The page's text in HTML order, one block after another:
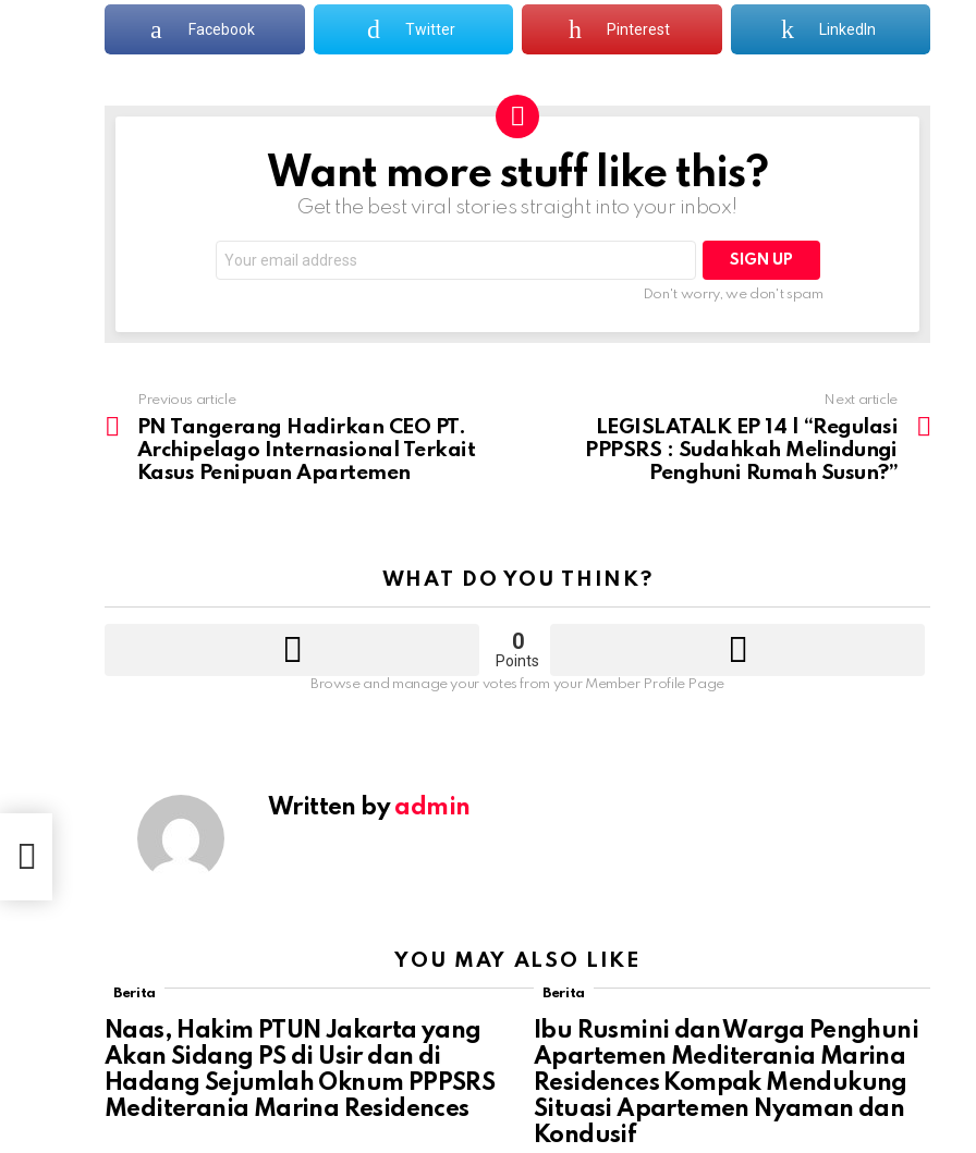
Facebook Twitter Pinterest LinkedIn
NEWSLETTERWant more stuff like this?
Get the best viral stories straight into your inbox!
address:
Don't worry, we don't spam
Previous article
PN Tangerang Hadirkan CEO PT.
Archipelago Internasional Terkait
Kasus Penipuan Apartemen
Next article
LEGISLATALK EP 14 | “Regulasi
PPPSRS : Sudahkah Melindungi
Penghuni Rumah Susun?”
WHAT DO YOU THINK?
0
Points
Browse and manage your votes from your Member Profile Page
Written byadmin
YOU MAY ALSO LIKE
Berita
Naas, Hakim PTUN Jakarta yang
Akan Sidang PS di Usir dan di
Hadang Sejumlah Oknum PPPSRS
Mediterania Marina Residences
Berita
Ibu Rusmini dan Warga Penghuni
Apartemen Mediterania Marina
Residences Kompak Mendukung
Situasi Apartemen Nyaman dan
Kondusif